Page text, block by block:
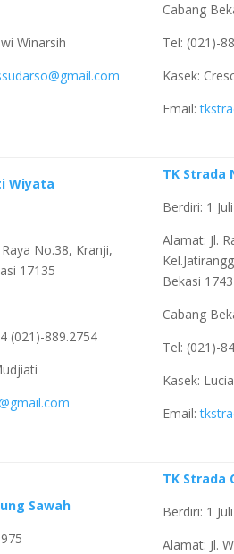
Winarsih
Cabang
Tel: (021)-
Kasek:
Email:
Wiyata
No.38, Kranji,
17135
(021)-889.2754
TK Strada
Berdiri: 1
Alamat: Jl.
Bekasi
Cabang
Tel: (021)-
Kasek:
Email:
Sawah
TK Strada
Berdiri: 1
Alamat: Jl.